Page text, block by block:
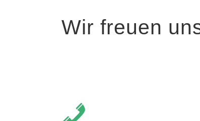
Wir freuen